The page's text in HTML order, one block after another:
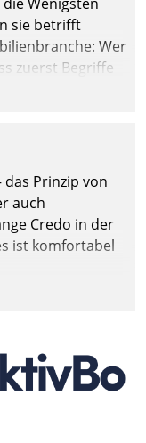
sie betrifft
Wer
zuerst Begriffe
Optimierung:
automatisierte
erwarten: Allein
ist es nicht
Unternehmen
zu hinterfragen
Prinzip von
auch
Credo in der
ist komfortabel